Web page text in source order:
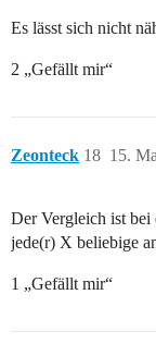
Es lässt sich nicht
2 „Gefällt mir“
Zeonteck 15.
18
Der Vergleich ist bei
jede(r) X beliebige
1 „Gefällt mir“